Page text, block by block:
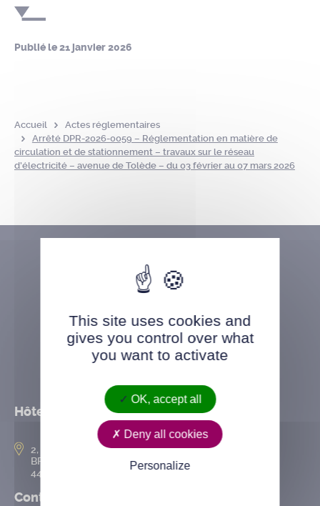
Publié le21 janvier 2026
Accueil
Actes réglementaires
Arrêté DPR-2026-0059 – Réglementation en matière de
circulation et de stationnement – travaux sur le réseau
d’électricité – avenue de Tolède – du 03 février au 07 mars 2026
Hôtel de ville
2, rue de l’Hôtel-de-Ville
BP 50167
44802 Saint-Herblain cedex
Contact
This site uses cookies and
gives you control over what
you want to activate
OK, accept all
Deny all cookies
Personalize